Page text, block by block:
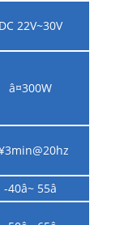
DC 22V~30V
â¤300W
-40â~ 55â